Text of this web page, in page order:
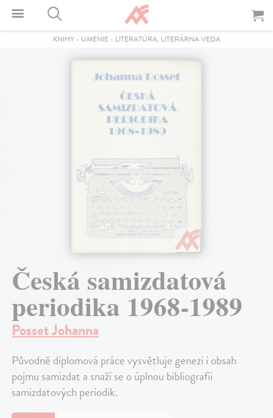
KNIHY- UMENIE- LITERATÚRA, LITERÁRNA VEDA
Česká samizdatová
periodika 1968-1989
Posset Johanna
Původně diplomová práce vysvětluje genezi i obsah
pojmu samizdat a snaží se o úplnou bibliografii
samizdatových periodik.